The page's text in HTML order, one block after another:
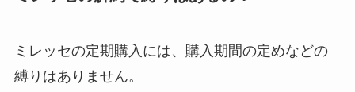
ミレッセの定期購入には、購入期間の定めなどの
縛りはありません。